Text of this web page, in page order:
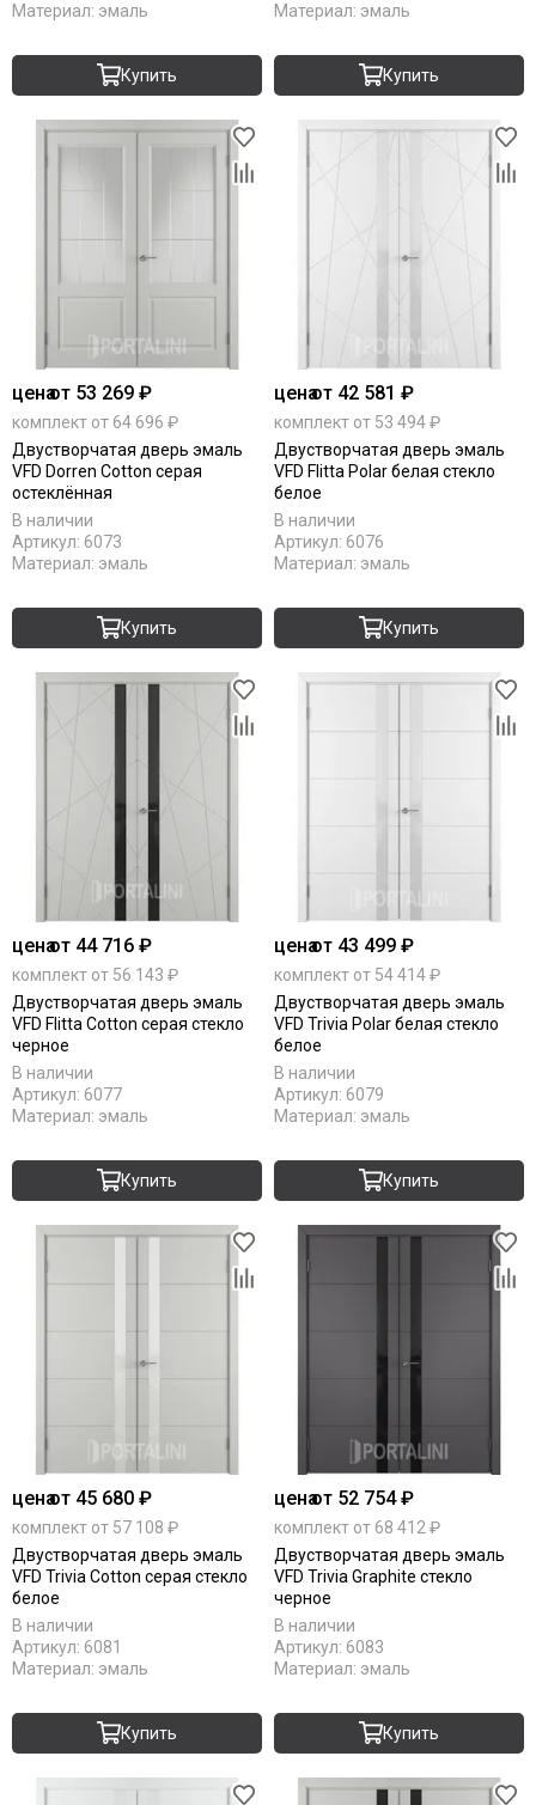
Материал: эмаль
Купить
Материал: эмаль
Купить
ценаот 53 269 ₽
комплект от 64 696 ₽
Двустворчатая дверь эмаль
VFD Dorren Cotton серая
остеклённая
В наличии
Артикул: 6073
Материал: эмаль
Купить
ценаот 42 581 ₽
комплект от 53 494 ₽
Двустворчатая дверь эмаль
VFD Flitta Polar белая стекло
белое
В наличии
Артикул: 6076
Материал: эмаль
Купить
ценаот 44 716 ₽
комплект от 56 143 ₽
Двустворчатая дверь эмаль
VFD Flitta Cotton серая стекло
черное
В наличии
Артикул: 6077
Материал: эмаль
Купить
ценаот 43 499 ₽
комплект от 54 414 ₽
Двустворчатая дверь эмаль
VFD Trivia Polar белая стекло
белое
В наличии
Артикул: 6079
Материал: эмаль
Купить
ценаот 45 680 ₽
комплект от 57 108 ₽
Двустворчатая дверь эмаль
VFD Trivia Cotton серая стекло
белое
В наличии
Артикул: 6081
Материал: эмаль
Купить
ценаот 52 754 ₽
комплект от 68 412 ₽
Двустворчатая дверь эмаль
VFD Trivia Graphite стекло
черное
В наличии
Артикул: 6083
Материал: эмаль
Купить